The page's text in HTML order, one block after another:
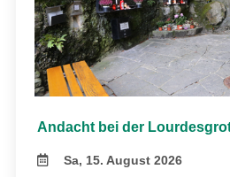
Andacht bei der
Sa, 15. August 2026